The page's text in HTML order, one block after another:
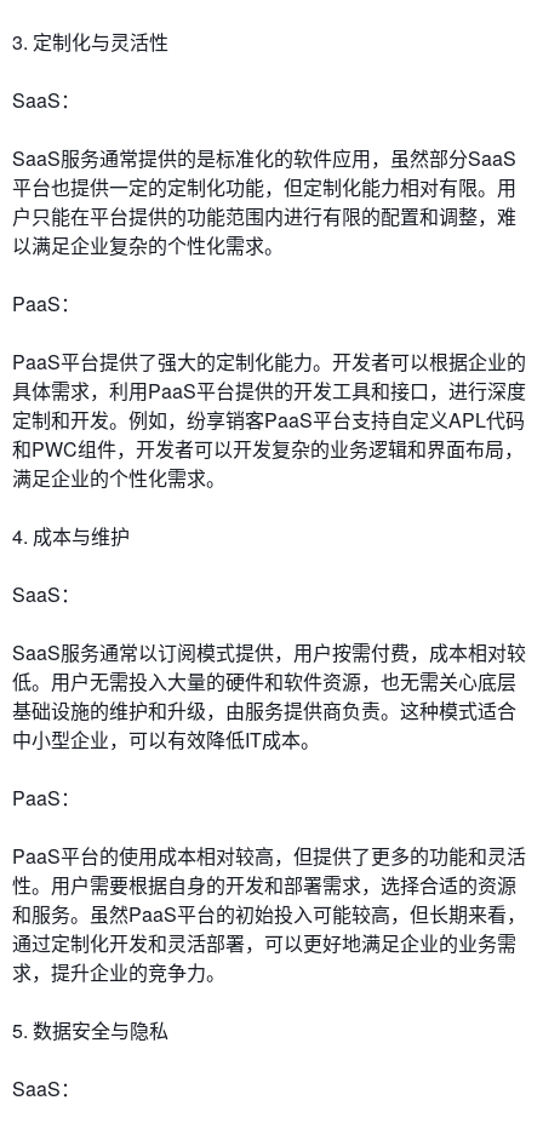
3. 定制化与灵活性
SaaS：
SaaS服务通常提供的是标准化的软件应用，虽然部分SaaS
平台也提供一定的定制化功能，但定制化能力相对有限。用
户只能在平台提供的功能范围内进行有限的配置和调整，难
以满足企业复杂的个性化需求。
PaaS：
PaaS平台提供了强大的定制化能力。开发者可以根据企业的
具体需求，利用PaaS平台提供的开发工具和接口，进行深度
定制和开发。例如，纷享销客PaaS平台支持自定义APL代码
和PWC组件，开发者可以开发复杂的业务逻辑和界面布局，
满足企业的个性化需求。
4. 成本与维护
SaaS：
SaaS服务通常以订阅模式提供，用户按需付费，成本相对较
低。用户无需投入大量的硬件和软件资源，也无需关心底层
基础设施的维护和升级，由服务提供商负责。这种模式适合
中小型企业，可以有效降低IT成本。
PaaS：
PaaS平台的使用成本相对较高，但提供了更多的功能和灵活
性。用户需要根据自身的开发和部署需求，选择合适的资源
和服务。虽然PaaS平台的初始投入可能较高，但长期来看，
通过定制化开发和灵活部署，可以更好地满足企业的业务需
求，提升企业的竞争力。
5. 数据安全与隐私
SaaS：